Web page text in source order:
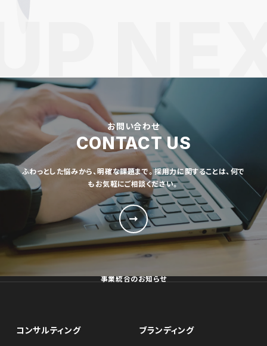
お問い合わせ
CONTACT US
ふわっとした悩みから、明確な課題まで。採用力に関することは、何で
もお気軽にご相談ください。
事業統合のお知らせ
コンサルティング ブランディング